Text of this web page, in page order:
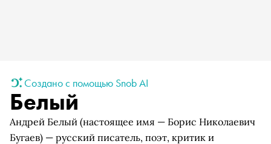
Создано с помощью Snob AI
Белый
Андрей Белый (настоящее имя — Борис Николаевич
Бугаев) — русский писатель, поэт, критик и